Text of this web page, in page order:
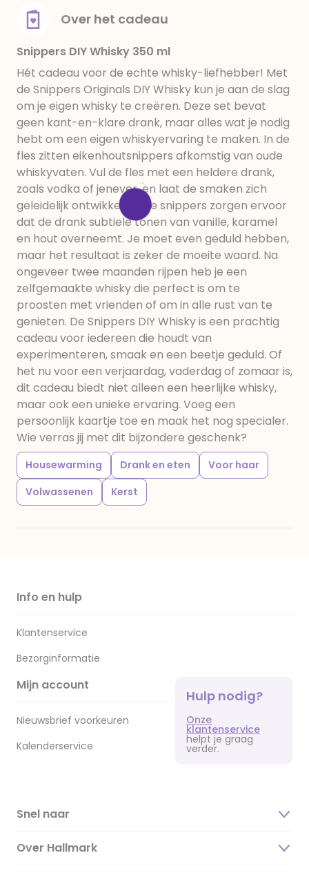
Over het cadeau
Snippers DIY Whisky 350 ml
Hét cadeau voor de echte whisky-liefhebber! Met
de Snippers Originals DIY Whisky kun je aan de slag
om je eigen whisky te creëren. Deze set bevat
geen kant-en-klare drank, maar alles wat je nodig
hebt om een eigen whiskyervaring te maken. In de
fles zitten eikenhoutsnippers afkomstig van oude
whiskyvaten. Vul de fles met een heldere drank,
zoals vodka of jenever, en laat de smaken zich
geleidelijk ontwikkelen. De snippers zorgen ervoor
dat de drank subtiele tonen van vanille, karamel
en hout overneemt. Je moet even geduld hebben,
maar het resultaat is zeker de moeite waard. Na
ongeveer twee maanden rijpen heb je een
zelfgemaakte whisky die perfect is om te
proosten met vrienden of om in alle rust van te
genieten. De Snippers DIY Whisky is een prachtig
cadeau voor iedereen die houdt van
experimenteren, smaak en een beetje geduld. Of
het nu voor een verjaardag, vaderdag of zomaar is,
dit cadeau biedt niet alleen een heerlijke whisky,
maar ook een unieke ervaring. Voeg een
persoonlijk kaartje toe en maak het nog specialer.
Wie verras jij met dit bijzondere geschenk?
Housewarming Drank en eten
Voor haar
Volwassenen
Kerst
Info en hulp
Klantenservice
Bezorginformatie
Mijn account
Nieuwsbrief voorkeuren
Kalenderservice
Hulp nodig?
Onze
klantenservice
helpt je graag
verder.
Snel naar
Over Hallmark